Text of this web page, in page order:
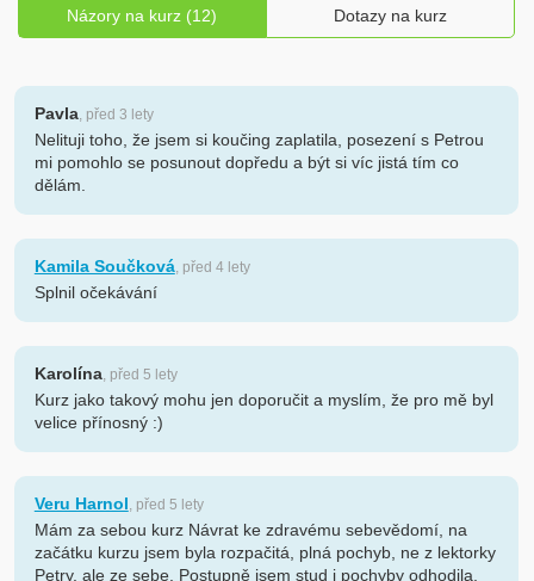
Názory na kurz (12) Dotazy na kurz
Pavla, před 3 lety
Nelituji toho, že jsem si koučing zaplatila, posezení s Petrou
mi pomohlo se posunout dopředu a být si víc jistá tím co
dělám.
Kamila Součková, před 4 lety
Splnil očekávání
Karolína, před 5 lety
Kurz jako takový mohu jen doporučit a myslím, že pro mě byl
velice přínosný :)
Veru Harnol, před 5 lety
Mám za sebou kurz Návrat ke zdravému sebevědomí, na
začátku kurzu jsem byla rozpačitá, plná pochyb, ne z lektorky
Petry, ale ze sebe. Postupně jsem stud i pochyby odhodila.